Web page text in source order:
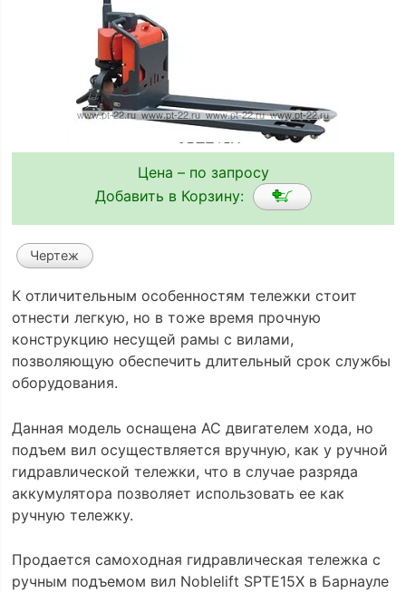
Цена – по запросу
Добавить в Корзину:
Чертеж
К отличительным особенностям тележки стоит
отнести легкую, но в тоже время прочную
конструкцию несущей рамы с вилами,
позволяющую обеспечить длительный срок службы
оборудования.
Данная модель оснащена AC двигателем хода, но
подъем вил осуществляется вручную, как у ручной
гидравлической тележки, что в случае разряда
аккумулятора позволяет использовать ее как
ручную тележку.
Продается самоходная гидравлическая тележка с
ручным подъемом вил Noblelift SPTE15X в Барнауле